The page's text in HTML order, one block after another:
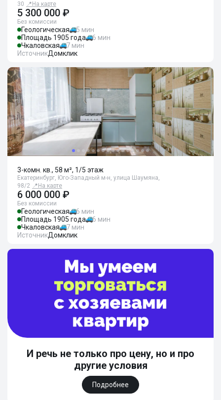
30 📍 На карте
5 300 000 ₽
Без комиссии
Геологическая
5 мин
Площадь 1905 года
6 мин
Чкаловская
7 мин
ИсточникДомклик
3-комн. кв., 58 м², 1/5 этаж
Екатеринбург, Юго-Западный м-н, улица Шаумяна,
98/2 📍 На карте
6 000 000 ₽
Без комиссии
Геологическая
6 мин
Площадь 1905 года
6 мин
Чкаловская
7 мин
ИсточникДомклик
И речь не только про цену, но и про
другие условия
Подробнее